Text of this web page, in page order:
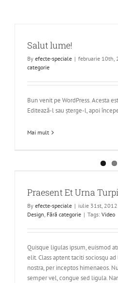
Salut lume!
By efecte-speciale | februarie 10th,
categorie
Bun venit pe WordPress. Acesta
Editează-l sau șterge-l, apoi
Mai mult
Praesent Et Urna
By efecte-speciale | iulie 31st, 2012
Design, Fără categorie | Tags: Video
Quisque ligulas ipsum, euismod
elit. Class aptent taciti sociosqu
nostra, per inceptos himenaeos.
semper vel, congue sed ligula.